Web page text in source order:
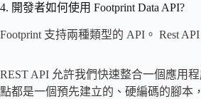
4. 開發者如何使用 Footprint Data API?
Footprint 支持兩種類型的 API。 Rest API
REST API 允許我們快速整合一個應用
點都是一個預先建立的、硬編碼的腳本